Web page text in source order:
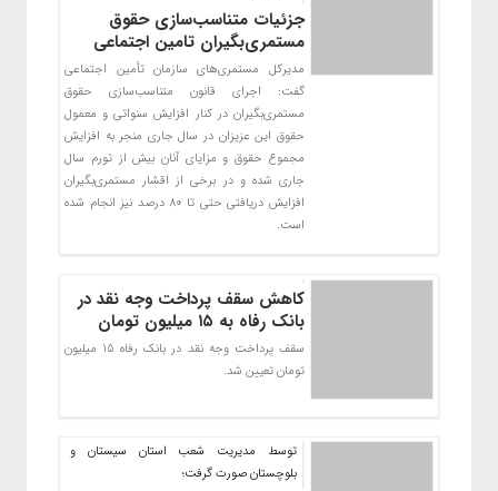
جزئیات متناسب‌سازی حقوق
مستمری‌بگیران تامین اجتماعی
مدیرکل مستمری‌های سازمان تأمین اجتماعی
گفت: اجرای قانون متناسب‌سازی حقوق
مستمری‌بگیران در کنار افزایش سنواتی و معمول
حقوق این عزیزان در سال جاری منجر به افزایش
مجموع حقوق و مزایای آنان بیش از تورم سال
جاری شده و در برخی از اقشار مستمری‌بگیران
افزایش دریافتی حتی تا 80 درصد نیز انجام شده
است.
کاهش سقف پرداخت وجه نقد در
بانک رفاه به ۱۵ میلیون تومان
سقف پرداخت وجه نقد در بانک رفاه 15 میلیون
تومان تعیین شد.
توسط مدیریت شعب استان سیستان و
بلوچستان صورت گرفت؛